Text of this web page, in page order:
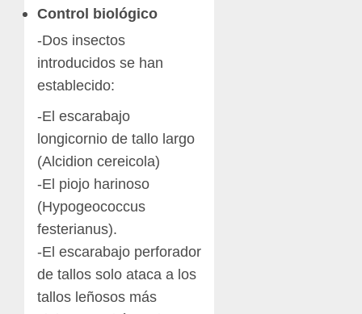
Control biológico
-Dos insectos
introducidos se han
establecido:
-El escarabajo
longicornio de tallo largo
(Alcidion cereicola)
-El piojo harinoso
(Hypogeococcus
festerianus).
-El escarabajo perforador
de tallos solo ataca a los
tallos leñosos más